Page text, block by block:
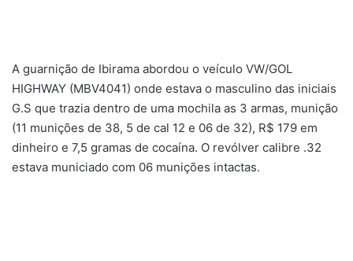
A guarnição de Ibirama abordou o veículo VW/GOL
HIGHWAY (MBV4041) onde estava o masculino das iniciais
G.S que trazia dentro de uma mochila as 3 armas, munição
(11 munições de 38, 5 de cal 12 e 06 de 32), R$ 179 em
dinheiro e 7,5 gramas de cocaína. O revólver calibre .32
estava municiado com 06 munições intactas.